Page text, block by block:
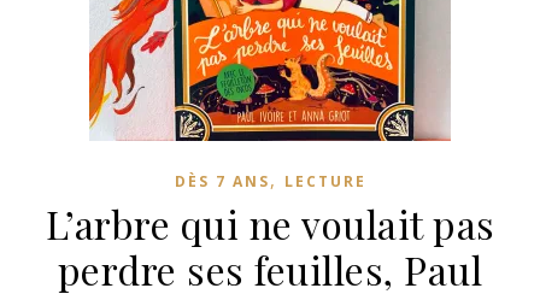
DÈS 7 ANS, LECTURE
L’arbre qui ne voulait pas
perdre ses feuilles, Paul